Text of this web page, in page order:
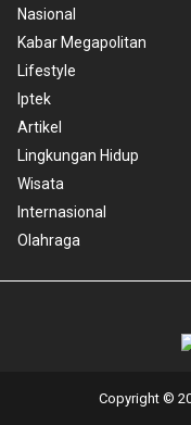
Nasional
Kabar Megapolitan
Lifestyle
Iptek
Artikel
Lingkungan Hidup
Wisata
Internasional
Olahraga
Copyright ©